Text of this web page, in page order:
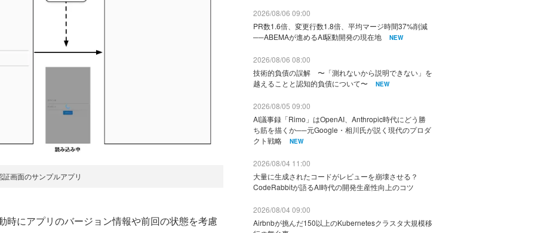
証画面のサンプルアプリ
にアプリのバージョン情報や前回の状態を考慮
2026/08/06 09:00
PR数1.6倍、変更行数1.8倍、平均マージ時間37%削減
──ABEMAが進めるAI駆動開発の現在地
NEW
2026/08/06 08:00
技術的負債の誤解 〜「測れないから説明できない」を
越えることと認知的負債について〜
NEW
2026/08/05 09:00
AI議事録「Rimo」はOpenAI、Anthropic時代にどう勝
ち筋を描くか──元Google・相川氏が説く現代のプロダ
クト戦略
NEW
2026/08/04 11:00
大量に生成されたコードがレビューを崩壊させる？
CodeRabbitが語るAI時代の開発生産性向上のコツ
2026/08/04 09:00
Airbnbが挑んだ150以上のKubernetesクラスタ大規模移